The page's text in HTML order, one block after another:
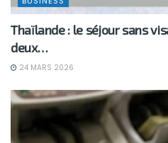
Thaïlande : le séjour sans
deux…
24 MARS 2026